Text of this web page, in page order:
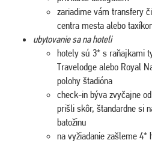
zariadime vám transfery
centra mesta alebo
ubytovanie sa na hoteli
hotely sú 3* s raňajkami
Travelodge alebo Royal
polohy štadióna
check-in býva zvyčajne
prišli skôr, štandardne si
batožinu
na vyžiadanie zašleme 4*